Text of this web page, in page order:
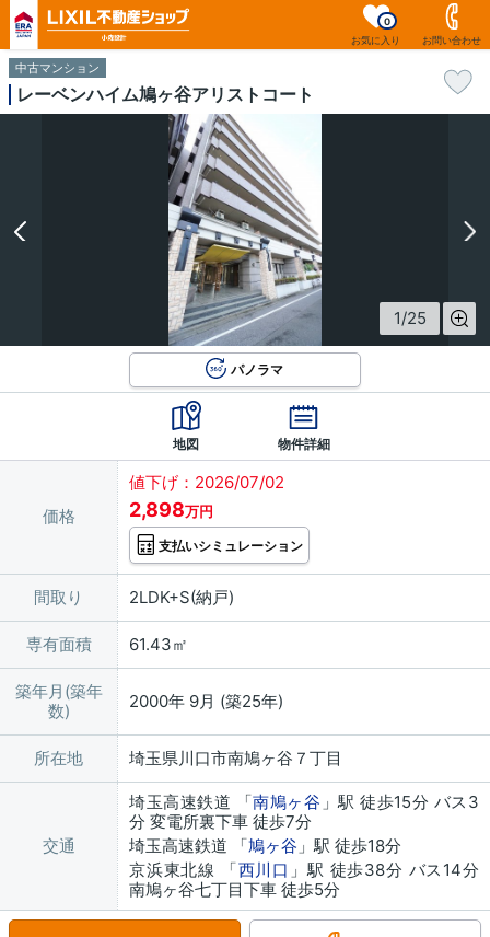
お気に入り
0
お問い合わせ
中古マンション
レーベンハイム鳩ヶ谷アリストコート
1/25
パノラマ
地図 物件詳細
価格
値下げ：2026/07/02
2,898万円
支払いシミュレーション
間取り 2LDK+S(納戸)
専有面積 61.43㎡
築年月(築年
数)
2000年 9月 (築25年)
所在地 埼玉県川口市南鳩ヶ谷７丁目
交通
埼玉高速鉄道 「南鳩ヶ谷 」駅 徒歩15分 バス3
分 変電所裏下車 徒歩7分
埼玉高速鉄道 「鳩ヶ谷 」駅 徒歩18分
京浜東北線 「西川口 」駅 徒歩38分 バス14分
南鳩ヶ谷七丁目下車 徒歩5分